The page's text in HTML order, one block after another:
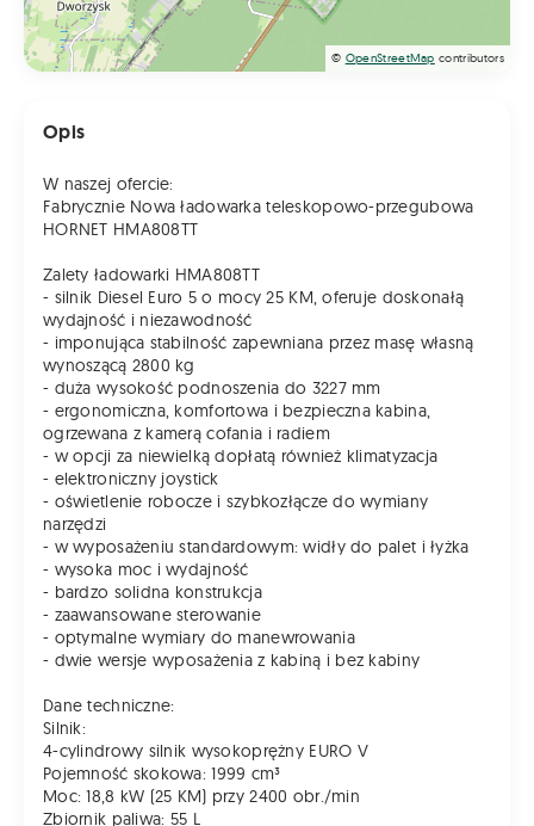
© OpenStreetMap contributors
Opis
W naszej ofercie:
Fabrycznie Nowa ładowarka teleskopowo-przegubowa
HORNET HMA808TT
Zalety ładowarki HMA808TT
- silnik Diesel Euro 5 o mocy 25 KM, oferuje doskonałą
wydajność i niezawodność
- imponująca stabilność zapewniana przez masę własną
wynoszącą 2800 kg
- duża wysokość podnoszenia do 3227 mm
- ergonomiczna, komfortowa i bezpieczna kabina,
ogrzewana z kamerą cofania i radiem
- w opcji za niewielką dopłatą również klimatyzacja
- elektroniczny joystick
- oświetlenie robocze i szybkozłącze do wymiany
narzędzi
- w wyposażeniu standardowym: widły do palet i łyżka
- wysoka moc i wydajność
- bardzo solidna konstrukcja
- zaawansowane sterowanie
- optymalne wymiary do manewrowania
- dwie wersje wyposażenia z kabiną i bez kabiny
Dane techniczne:
Silnik:
4-cylindrowy silnik wysokoprężny EURO V
Pojemność skokowa: 1999 cm³
Moc: 18,8 kW (25 KM) przy 2400 obr./min
Zbiornik paliwa: 55 L